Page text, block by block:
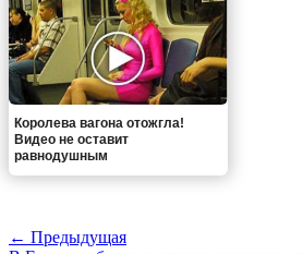
Королева вагона отожгла!
Видео не оставит
равнодушным
← Предыдущая